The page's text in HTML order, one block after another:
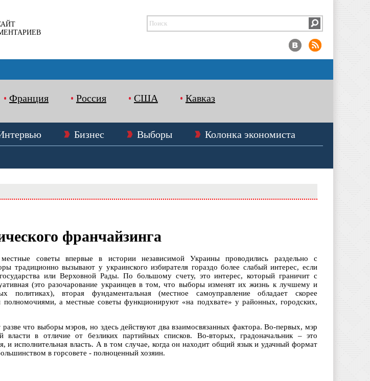
Франция Россия США Кавказ
Бизнес Выборы
Колонка экономиста
франчайзинга
советы впервые в истории независимой Украины проводились раздельно с
традиционно вызывают у украинского избирателя гораздо более слабый интерес, если
или Верховной Рады. По большому счету, это интерес, который граничит с
(это разочарование украинцев в том, что выборы изменят их жизнь к лучшему и
политиках), вторая фундаментальная (местное самоуправление обладает скорее
а местные советы функционируют «на подхвате» у районных, городских,
разве что выборы мэров, но здесь действуют два взаимосвязанных фактора. Во-первых, мэр
власти в отличие от безликих партийных списков. Во-вторых, градоначальник – это
и исполнительная власть. А в том случае, когда он находит общий язык и удачный формат
в горсовете - полноценный хозяин.